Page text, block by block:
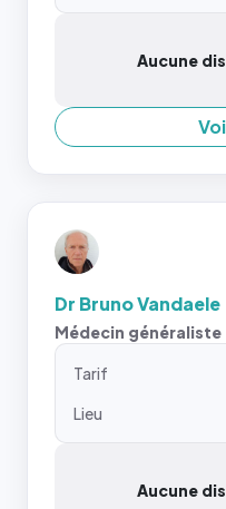
Aucune
Dr Bruno Vandaele
Médecin généraliste
Tarif
Lieu
Aucune